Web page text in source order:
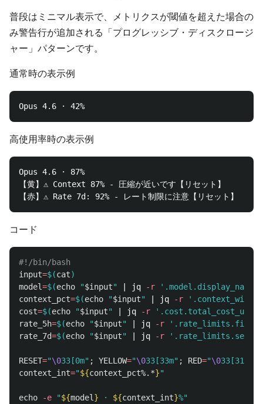
普段はミニマル表示で、メトリクスが閾値を超えた場合の
み警告行が追加される「プログレッシブ・ディスクロージ
ャー」パターンです。
通常時の表示例
高使用率時の表示例
Opus 4.6 · 87%
【黄】⚠ Context 87% - 圧縮が近いです【リセット】
コード
#!/bin/bash
input=$(cat)
model=$(echo "$input" | jq -r
'.model.display_name
context_pct=$(echo "$input" | jq -r
cost=$(echo "$input" | jq -r
'.cost.total_cost_usd
rate_5h=$(echo "$input" | jq -r
rate_7d=$(echo "$input" | jq -r
RESET="\033[0m" ; YELLOW="\033[33m" ; RED="\033[31m"
context_int="${context_pct%.*}"
echo -e "${model } · ${context_int}%"